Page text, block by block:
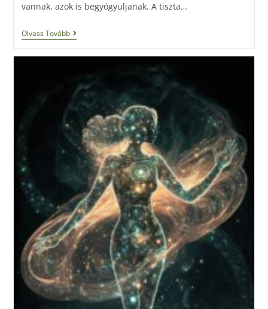
vannak, azok is begyógyuljanak. A tiszta…
Olvass Tovább